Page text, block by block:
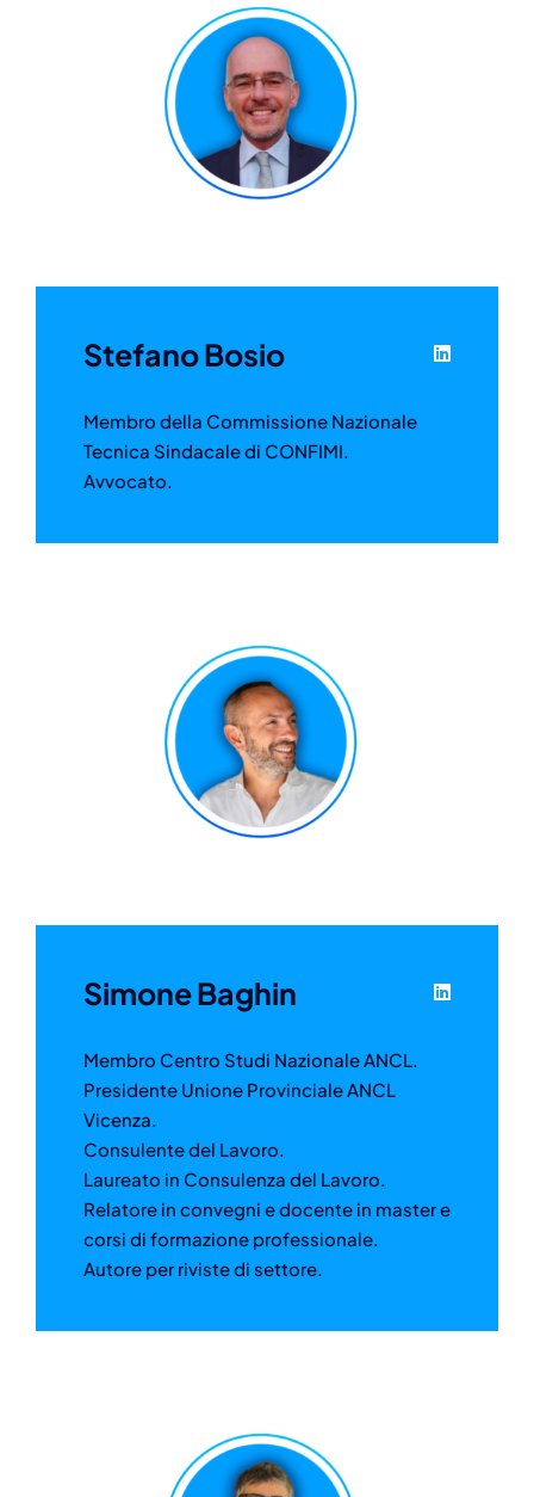
Stefano Bosio
Membro della Commissione Nazionale
Tecnica Sindacale di CONFIMI.
Avvocato.
Simone Baghin
Membro Centro Studi Nazionale ANCL.
Presidente Unione Provinciale ANCL
Vicenza.
Consulente del Lavoro.
Laureato in Consulenza del Lavoro.
Relatore in convegni e docente in master e
corsi di formazione professionale.
Autore per riviste di settore.